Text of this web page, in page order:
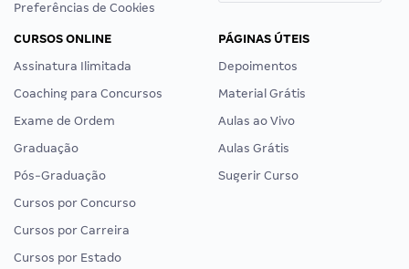
Preferências de Cookies
CURSOS ONLINE
Assinatura Ilimitada
Coaching para Concursos
Exame de Ordem
Graduação
Pós-Graduação
Cursos por Concurso
Cursos por Carreira
Cursos por Estado
PÁGINAS ÚTEIS
Depoimentos
Material Grátis
Aulas ao Vivo
Aulas Grátis
Sugerir Curso